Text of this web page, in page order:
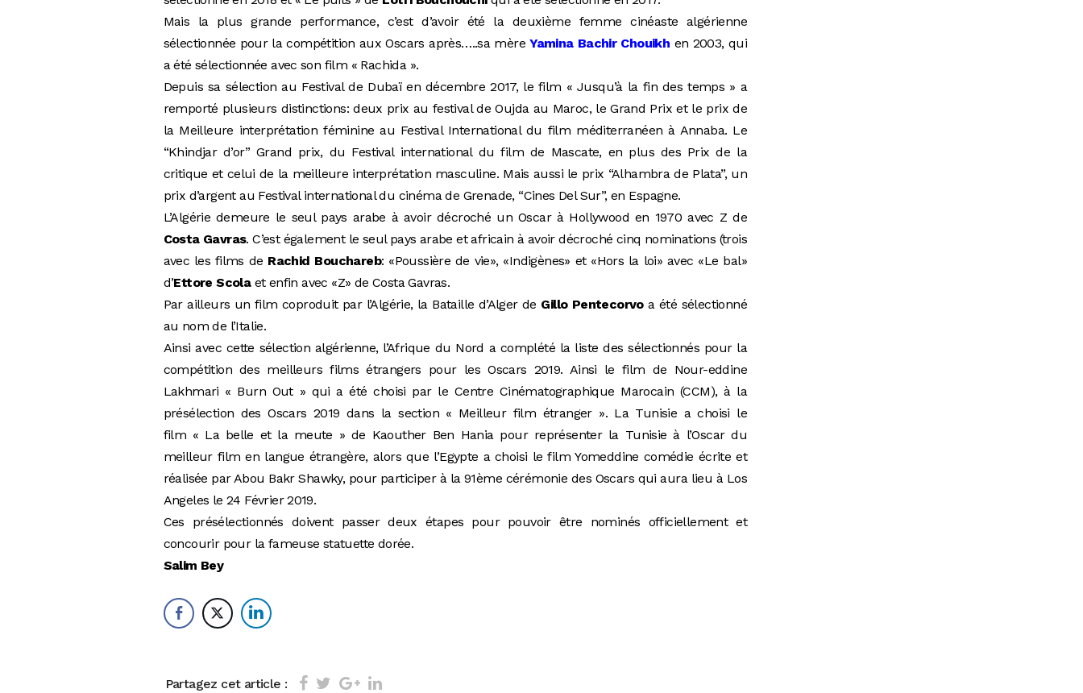
Mais la plus grande performance, c’est d’avoir été la deuxième femme cinéaste algérienne
sélectionnée pour la compétition aux Oscars après…..sa mèreYamina Bachir Chouikh en 2003, qui
a été sélectionnée avec son film « Rachida ».
Depuis sa sélection au Festival de Dubaï en décembre 2017, le film « Jusqu’à la fin des temps » a
remporté plusieurs distinctions: deux prix au festival de Oujda au Maroc, le Grand Prix et le prix de
la Meilleure interprétation féminine au Festival International du film méditerranéen à Annaba. Le
“Khindjar d’or” Grand prix, du Festival international du film de Mascate, en plus des Prix de la
critique et celui de la meilleure interprétation masculine. Mais aussi le prix “Alhambra de Plata”, un
prix d’argent au Festival international du cinéma de Grenade, “Cines Del Sur”, en Espagne.
L’Algérie demeure le seul pays arabe à avoir décroché un Oscar à Hollywood en 1970 avec Z de
Costa Gavras. C’est également le seul pays arabe et africain à avoir décroché cinq nominations (trois
avec les films de Rachid Bouchareb: «Poussière de vie», «Indigènes» et «Hors la loi» avec «Le bal»
d’Ettore Scolaet enfin avec «Z» de Costa Gavras.
Par ailleurs un film coproduit par l’Algérie, la Bataille d’Alger de Gillo Pentecorvoa été sélectionné
au nom de l’Italie.
Ainsi avec cette sélection algérienne, l’Afrique du Nord a complété la liste des sélectionnés pour la
compétition des meilleurs films étrangers pour les Oscars 2019. Ainsi le film de Nour-eddine
Lakhmari « Burn Out » qui a été choisi par le Centre Cinématographique Marocain (CCM), à la
présélection des Oscars 2019 dans la section « Meilleur film étranger ». La Tunisie a choisi le
film « La belle et la meute » de Kaouther Ben Hania pour représenter la Tunisie à l’Oscar du
meilleur film en langue étrangère, alors que l’Egypte a choisi le film Yomeddine comédie écrite et
réalisée par Abou Bakr Shawky, pour participer à la 91ème cérémonie des Oscars qui aura lieu à Los
Angeles le 24 Février 2019.
Ces présélectionnés doivent passer deux étapes pour pouvoir être nominés officiellement et
concourir pour la fameuse statuette dorée.
Salim Bey
Partagez cet article :